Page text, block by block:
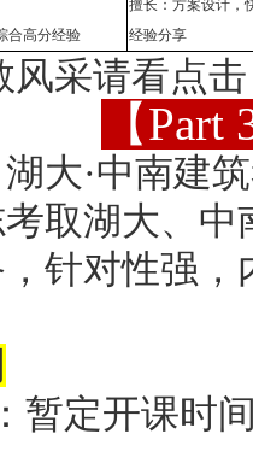
合高分经验
擅长：方案设计，
经验分享
风采请看点击
【
大·中南建
取湖大、
针对性强
暂定开课时